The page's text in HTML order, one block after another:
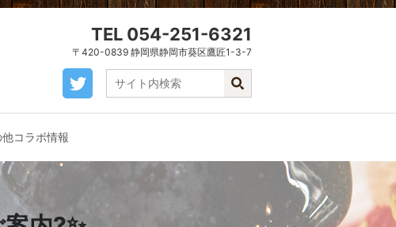
TEL 054-251-6321
〒420-0839 静岡県静岡市葵区鷹匠1-3-7
コラボ情報